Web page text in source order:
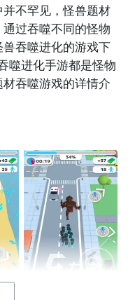
不罕见，怪兽题材
过吞噬不同的怪物
吞噬进化的游戏下
噬进化手游都是怪物
吞噬游戏的详情介